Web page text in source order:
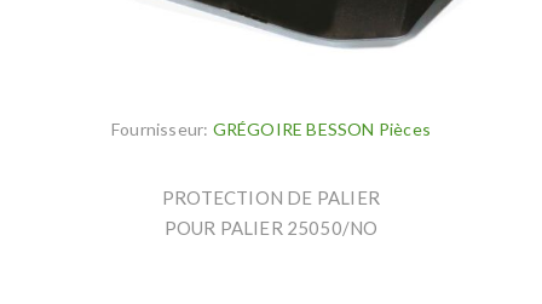
Fournisseur: GRÉGOIRE BESSON Pièces
PROTECTION DE PALIER
POUR PALIER 25050/NO